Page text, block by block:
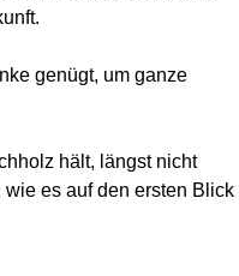
genügt, um ganze
hält, längst nicht
es auf den ersten Blick